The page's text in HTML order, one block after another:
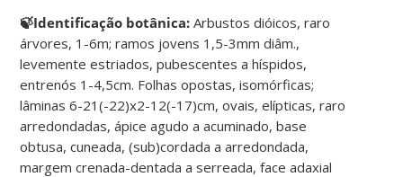
🍃Identificação botânica:Arbustos dióicos, raro
árvores, 1-6m; ramos jovens 1,5-3mm diâm.,
levemente estriados, pubescentes a híspidos,
entrenós 1-4,5cm. Folhas opostas, isomórficas;
lâminas 6-21(-22)x2-12(-17)cm, ovais, elípticas, raro
arredondadas, ápice agudo a acuminado, base
obtusa, cuneada, (sub)cordada a arredondada,
margem crenada-dentada a serreada, face adaxial